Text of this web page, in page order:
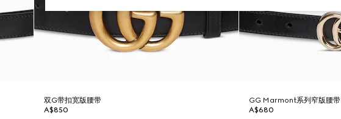
双G带扣宽版腰带
A$850
GG Marmont系列窄版腰带
A$680